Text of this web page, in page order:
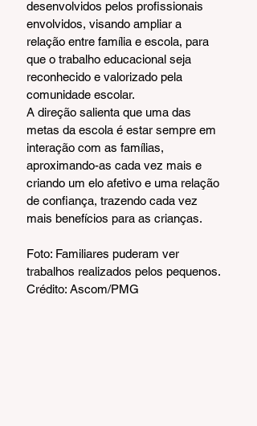
desenvolvidos pelos profissionais
envolvidos, visando ampliar a
relação entre família e escola, para
que o trabalho educacional seja
reconhecido e valorizado pela
comunidade escolar.
A direção salienta que uma das
metas da escola é estar sempre em
interação com as famílias,
aproximando-as cada vez mais e
criando um elo afetivo e uma relação
de confiança, trazendo cada vez
mais benefícios para as crianças.
Foto: Familiares puderam ver
trabalhos realizados pelos pequenos.
Crédito: Ascom/PMG